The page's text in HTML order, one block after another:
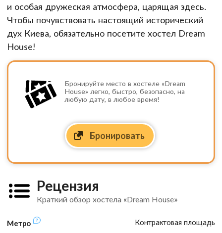
и особая дружеская атмосфера, царящая здесь.
Чтобы почувствовать настоящий исторический
дух Киева, обязательно посетите хостел Dream
House!
Бронируйте место в хостеле «Dream
House» легко, быстро, безопасно, на
любую дату, в любое время!
Бронировать
Рецензия
Краткий обзор хостела «Dream House»
Метро Контрактовая площадь